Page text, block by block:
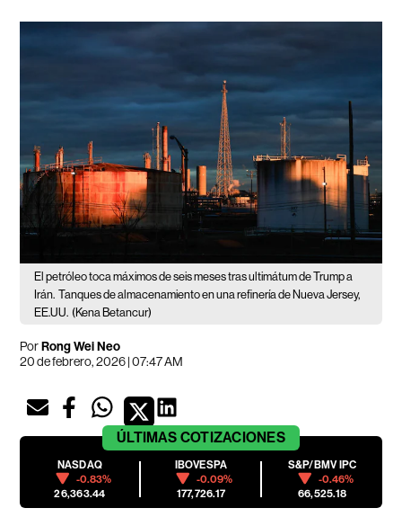
El petróleo toca máximos de seis meses tras ultimátum de Trump a
Irán. Tanques de almacenamiento en una refinería de Nueva Jersey,
EE.UU. (Kena Betancur)
PorRong Wei Neo
20 de febrero, 2026 | 07:47 AM
ÚLTIMAS COTIZACIONES
NASDAQ
-0.83%
26,363.44
IBOVESPA
-0.09%
177,726.17
S&P/BMV IPC
-0.46%
66,525.18